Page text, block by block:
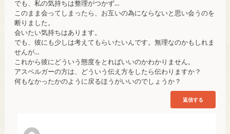
でも、私の気持ちは整理がつかず…
このまま会ってしまったら、お互いの為にならないと思い会うのを
断りました。
会いたい気持ちはあります。
でも、彼にも少しは考えてもらいたいんです。無理なのかもしれま
せんが…
これから彼にどういう態度をとればいいのかわかりません。
アスペルガーの方は、どういう伝え方をしたら伝わりますか？
何もなかったかのように戻るほうがいいのでしょうか？
返信する